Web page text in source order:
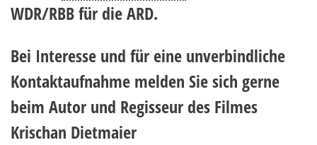
WDR/RBB für die ARD.
Bei Interesse und für eine unverbindliche
Kontaktaufnahme melden Sie sich gerne
beim Autor und Regisseur des Filmes
Krischan Dietmaier